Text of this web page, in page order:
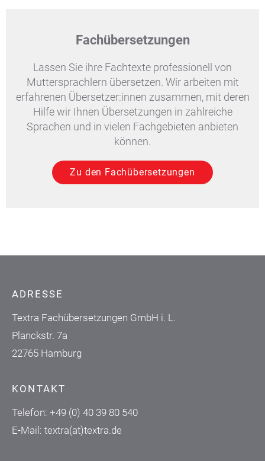
Fachübersetzungen
Lassen Sie ihre Fachtexte professionell von
Muttersprachlern übersetzen. Wir arbeiten mit
erfahrenen Übersetzer:innen zusammen, mit deren
Hilfe wir Ihnen Übersetzungen in zahlreiche
Sprachen und in vielen Fachgebieten anbieten
können.
Zu den Fachübersetzungen
ADRESSE
Textra Fachübersetzungen GmbH i. L.
Planckstr. 7a
22765 Hamburg
KONTAKT
Telefon: +49 (0) 40 39 80 540
E-Mail: textra(at)textra.de